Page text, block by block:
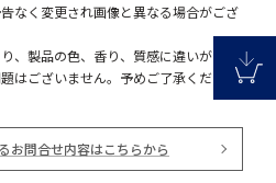
なく変更され画像と異なる場合がござ
、製品の色、香り、質感に違いが生じ
はございません。予めご了承くださ
お問合せ内容はこちらから